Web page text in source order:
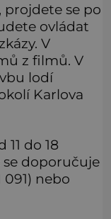
projdete se po
ovládat
V
z filmů. V
lodí
Karlova
do 18
se doporučuje
091) nebo